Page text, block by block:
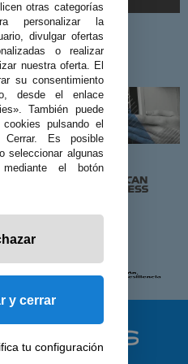
otras categorías
personalizar la
divulgar ofertas
o realizar
nuestra oferta. El
su consentimiento
desde el enlace
También puede
pulsando el
Es posible
seleccionar algunas
el botón
y cerrar
tu configuración